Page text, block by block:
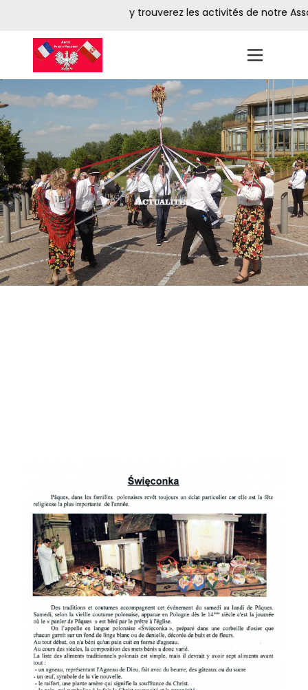
★ ★ ★ Vous y trouverez les activités de notre